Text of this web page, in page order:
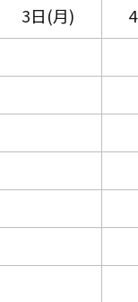
3日(月)